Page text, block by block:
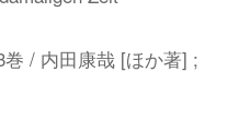
/ 内田康哉 [ほか著] ;